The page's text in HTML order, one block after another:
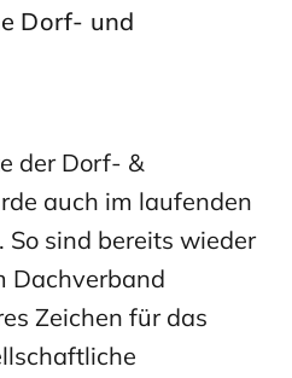
Dorf- und
der Dorf- &
auch im laufenden
So sind bereits wieder
Dachverband
Zeichen für das